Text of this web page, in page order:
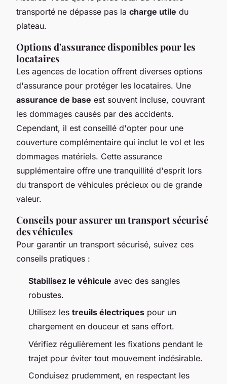
transporté ne dépasse pas la charge utile du
plateau.
Options d'assurance disponibles pour les
locataires
Les agences de location offrent diverses options
d'assurance pour protéger les locataires. Une
assurance de base est souvent incluse, couvrant
les dommages causés par des accidents.
Cependant, il est conseillé d'opter pour une
couverture complémentaire qui inclut le vol et les
dommages matériels. Cette assurance
supplémentaire offre une tranquillité d'esprit lors
du transport de véhicules précieux ou de grande
valeur.
Conseils pour assurer un transport sécurisé
des véhicules
Pour garantir un transport sécurisé, suivez ces
conseils pratiques :
Stabilisez le véhicule avec des sangles
robustes.
Utilisez les treuils électriques pour un
chargement en douceur et sans effort.
Vérifiez régulièrement les fixations pendant le
trajet pour éviter tout mouvement indésirable.
Conduisez prudemment, en respectant les